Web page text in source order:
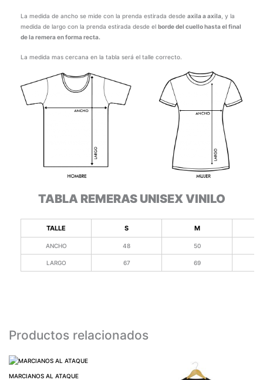
La medida de ancho se mide con la prenda estirada desdeaxila a axila , y la
medida de largo con la prenda estirada desde elborde del cuello hasta el final
de la remera en forma recta.
La medida mas cercana en la tabla será el talle correcto.
TABLA REMERAS UNISEX VINILO
TALLE S M
ANCHO 48 50
LARGO 67 69
Productos relacionados
MARCIANOS AL ATAQUE